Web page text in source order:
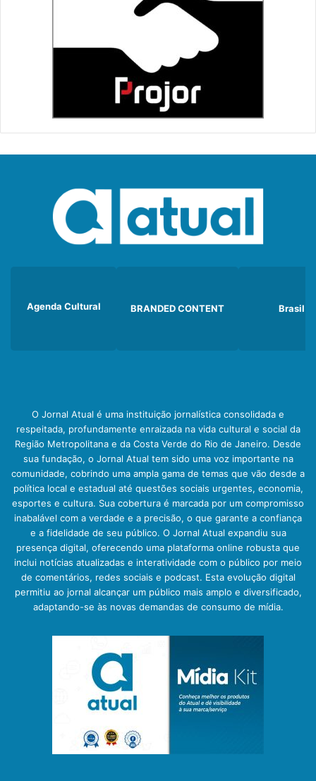
Agenda Cultural BRANDED CONTENT Brasil
O Jornal Atual é uma instituição jornalística consolidada e
respeitada, profundamente enraizada na vida cultural e social da
Região Metropolitana e da Costa Verde do Rio de Janeiro. Desde
sua fundação, o Jornal Atual tem sido uma voz importante na
comunidade, cobrindo uma ampla gama de temas que vão desde a
política local e estadual até questões sociais urgentes, economia,
esportes e cultura. Sua cobertura é marcada por um compromisso
inabalável com a verdade e a precisão, o que garante a confiança
e a fidelidade de seu público. O Jornal Atual expandiu sua
presença digital, oferecendo uma plataforma online robusta que
inclui notícias atualizadas e interatividade com o público por meio
de comentários, redes sociais e podcast. Esta evolução digital
permitiu ao jornal alcançar um público mais amplo e diversificado,
adaptando-se às novas demandas de consumo de mídia.